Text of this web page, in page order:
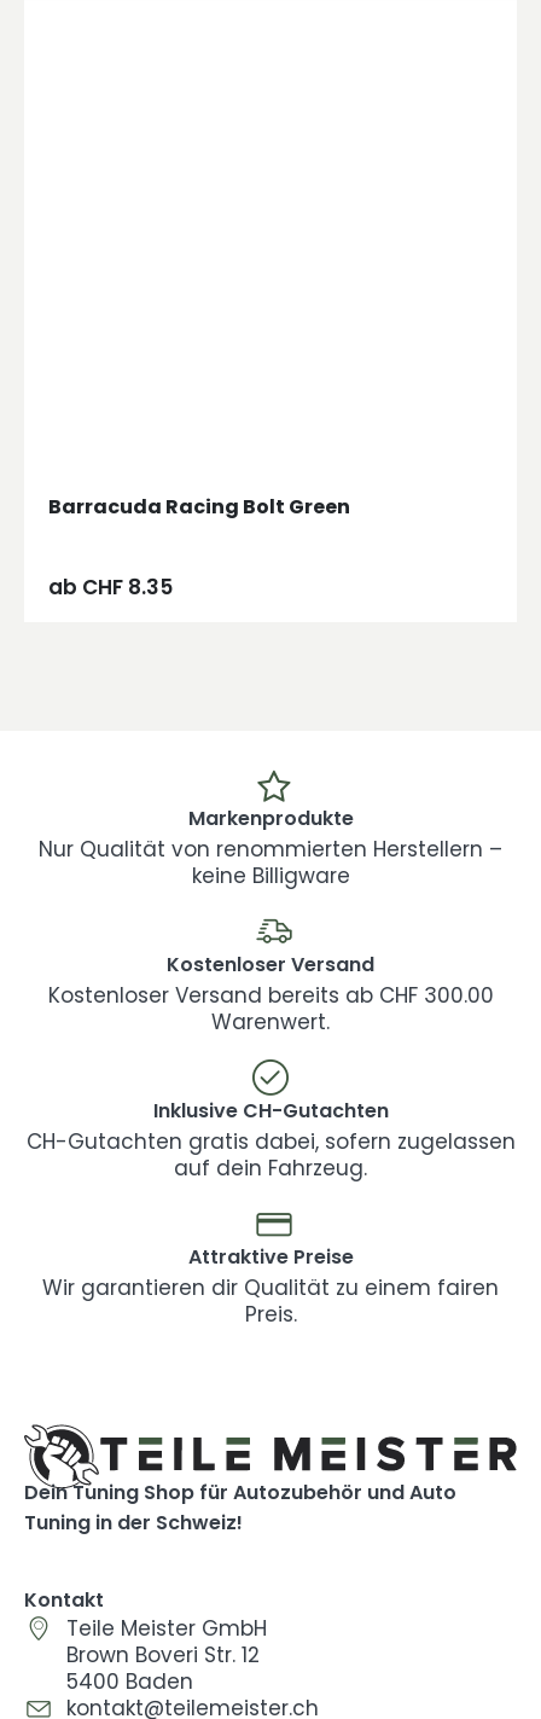
Barracuda Racing Bolt Green
ab CHF 8.35
Markenprodukte
Nur Qualität von renommierten Herstellern –
keine Billigware
Kostenloser Versand
Kostenloser Versand bereits ab CHF 300.00
Warenwert.
Inklusive CH-Gutachten
CH-Gutachten gratis dabei, sofern zugelassen
auf dein Fahrzeug.
Attraktive Preise
Wir garantieren dir Qualität zu einem fairen
Preis.
Dein Tuning Shop für Autozubehör und Auto
Tuning in der Schweiz!
Kontakt
Teile Meister GmbH
Brown Boveri Str. 12
5400 Baden
kontakt@teilemeister.ch